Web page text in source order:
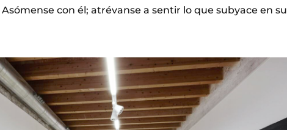
con él; atrévanse a sentir lo que subyace en su